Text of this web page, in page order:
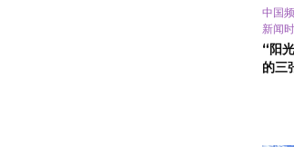
中国
新闻
“阳
的三